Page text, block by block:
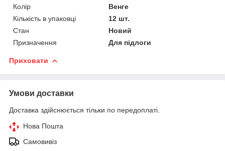
Колір
Венге
Кількість в упаковці
12 шт.
Стан
Новий
Призначення
Для підлоги
Приховати
Умови доставки
Доставка здійснюється тільки по передоплаті.
Нова Пошта
Самовивіз